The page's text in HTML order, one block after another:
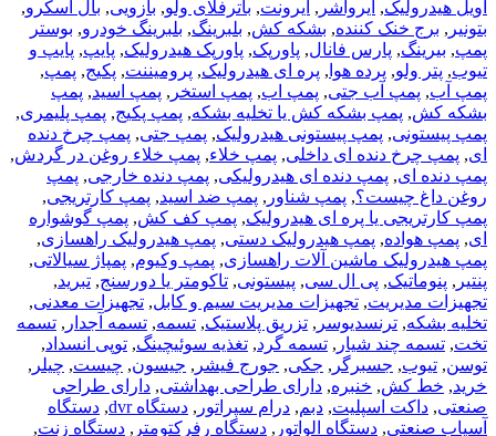
اویل هیدرولیک, ایرواشر , ایرونت, باترفلای ولو, بازویی, بال اسکرو,
بتونیر , برج خنک کننده, بشکه کش, بلبرینگ, بلبرینگ خودرو, بوستر
پمپ, بیرینگ, پارس فانال, پاورپک, پاورپک هیدرولیک, پایپ, پایپ و
تیوب, پتر ولو, پرده هوا , پره ای هیدرولیک, پرومیننت, پکیج, پمپ,
پمپ آب, پمپ آب جتی, پمپ اب, پمپ استخر , پمپ اسید, پمپ
بشکه کش, پمپ بشکه کش یا تخلیه بشکه, پمپ پکیج, پمپ پلیمری,
پمپ پیستونی, پمپ پیستونی هیدرولیک, پمپ جتی, پمپ چرخ دنده
ای, پمپ چرخ دنده ای داخلی, پمپ خلاء, پمپ خلاء روغن در گردش,
پمپ دنده ای, پمپ دنده ای هیدرولیکی, پمپ دنده خارجی, پمپ
روغن داغ چیست؟, پمپ شناور , پمپ ضد اسید, پمپ کارتریجی,
پمپ کارتریجی یا پره ای هیدرولیک, پمپ کف کش, پمپ گوشواره
ای, پمپ هواده, پمپ هیدرولیک دستی, پمپ هیدرولیک راهسازی,
پمپ هیدرولیک ماشین آلات راهسازی, پمپ وکیوم, پمپاژ سیالاتی,
پنتیر , پنوماتیک, پی ال سی, پیستونی, تاکومتر یا دورسنج, تبرید,
تجهیزات مدیریت, تجهیزات مدیریت سیم و کابل, تجهیزات معدنی,
تخلیه بشکه, ترنسدیوسر , تزریق پلاستیک, تسمه, تسمه آجدار , تسمه
تخت, تسمه چند شیار , تسمه گرد, تغذیه سوئیچینگ, توپی انسداد,
توسن, تیوب, جسبرگر , جکی, جورج فیشر , جیسون, چیست, چیلر ,
خرید, خط کش, خنبره, دارای طراحی بهداشتی, دارای طراحی
صنعتی, داکت اسپلیت, دبم, درام سپراتور , دستگاه dvr , دستگاه
آسیاب صنعتی, دستگاه الواتور , دستگاه رفرکتومتر , دستگاه زنت,